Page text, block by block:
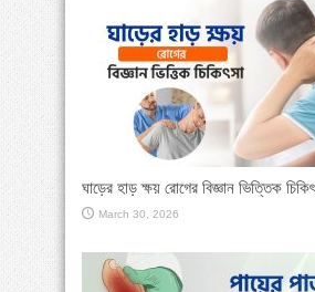
ঘাড়ের হাড় ক্ষয় রোগের বিজ্ঞান ভিত্তিক
March 30, 2026